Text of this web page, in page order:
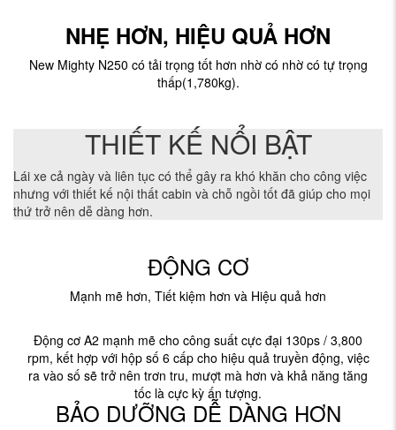
NHẸ HƠN, HIỆU QUẢ HƠN
New Mighty N250 có tải trọng tốt hơn nhờ có nhờ có tự trọng
thấp(1,780kg).
THIẾT KẾ NỔI BẬT
Lái xe cả ngày và liên tục có thể gây ra khó khăn cho công việc
nhưng với thiết kế nội thất cabin và chỗ ngồi tốt đã giúp cho mọi
thứ trở nên dễ dàng hơn.
ĐỘNG CƠ
Mạnh mẽ hơn, Tiết kiệm hơn và Hiệu quả hơn
Động cơ A2 mạnh mẽ cho công suất cực đại 130ps / 3,800
rpm, kết hợp với hộp số 6 cấp cho hiệu quả truyền động, việc
ra vào số sẽ trở nên trơn tru, mượt mà hơn và khả năng tăng
tốc là cực kỳ ấn tượng.
BẢO DƯỠNG DỄ DÀNG HƠN